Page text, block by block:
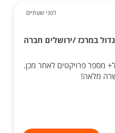
לפני שעתיים
במרכז /ירושלים חברה
מספר פרויקטים לאחר מכן.
מלאה!